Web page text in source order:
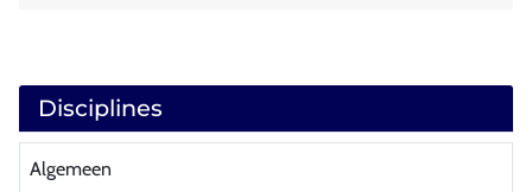
Disciplines
Algemeen